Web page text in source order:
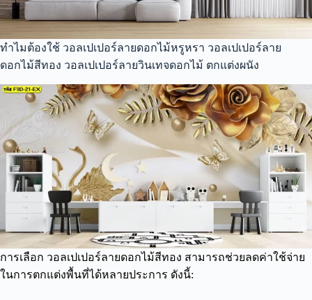
ทำไมต้องใช้ วอลเปเปอร์ลายดอกไม้หรูหรา วอลเปเปอร์ลาย
ดอกไม้สีทอง วอลเปเปอร์ลายวินเทจดอกไม้ ตกแต่งผนัง
การเลือก วอลเปเปอร์ลายดอกไม้สีทอง สามารถช่วยลดค่าใช้จ่าย
ในการตกแต่งพื้นที่ได้หลายประการ ดังนี้: